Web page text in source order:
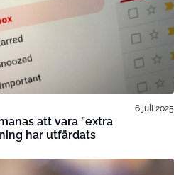
6 juli 2025
att vara ”extra
har utfärdats